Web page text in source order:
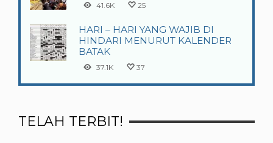
41.6K 25
HARI – HARI YANG WAJIB DI
HINDARI MENURUT KALENDER
BATAK
37.1K 37
TELAH TERBIT!